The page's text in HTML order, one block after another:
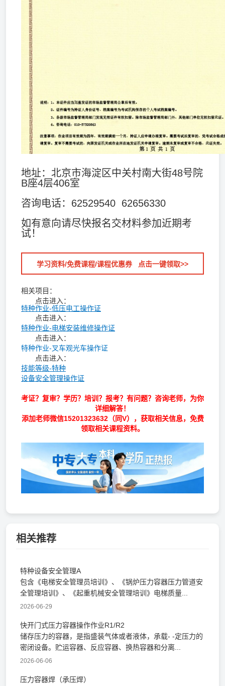
地址：北京市海淀区中关村南大街48号院
B座4层406室
咨询电话：62529540 62656330
如有意向请尽快报名交材料参加近期考
试！
学习资料/免费课程/课程优惠券 点击一键领取>>
相关项目：
点击进入：
特种作业-低压电工操作证
点击进入：
特种作业-电梯安装维修操作证
点击进入：
特种作业-叉车观光车操作证
点击进入：
技能等级-特种
设备安全管理操作证
考证？复审？学历？培训？报考？有问题？咨询老师，为你
详细解答！
添加老师微信15201323632（同V），获取相关信息，免费
领取相关课程资料。
相关推荐
特种设备安全管理A
包含《电梯安全管理员培训》、《锅炉压力容器压力管道安
全管理培训》、《起重机械安全管理培训》电梯质量...
2026-06-29
快开门式压力容器操作作业R1/R2
储存压力的容器，是指盛装气体或者液体，承载- -定压力的
密闭设备。贮运容器、反应容器、换热容器和分离...
2026-06-06
​压力容器焊（承压焊）